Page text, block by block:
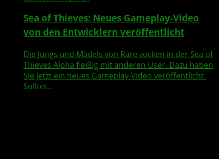
Sea of Thieves: Neues Gameplay-Video
von den Entwicklern veröffentlicht
Die Jungs und Mädels von Rare zocken in der Sea of
Thieves Alpha fleißig mit anderen User. Dazu haben
Sie jetzt ein neues Gameplay-Video veröffentlicht.
Solltet...